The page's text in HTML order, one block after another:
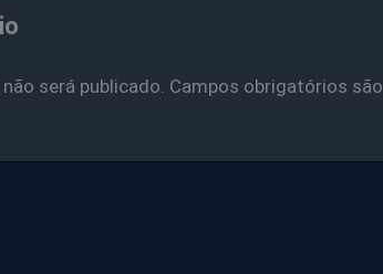
será publicado. Campos obrigatórios são